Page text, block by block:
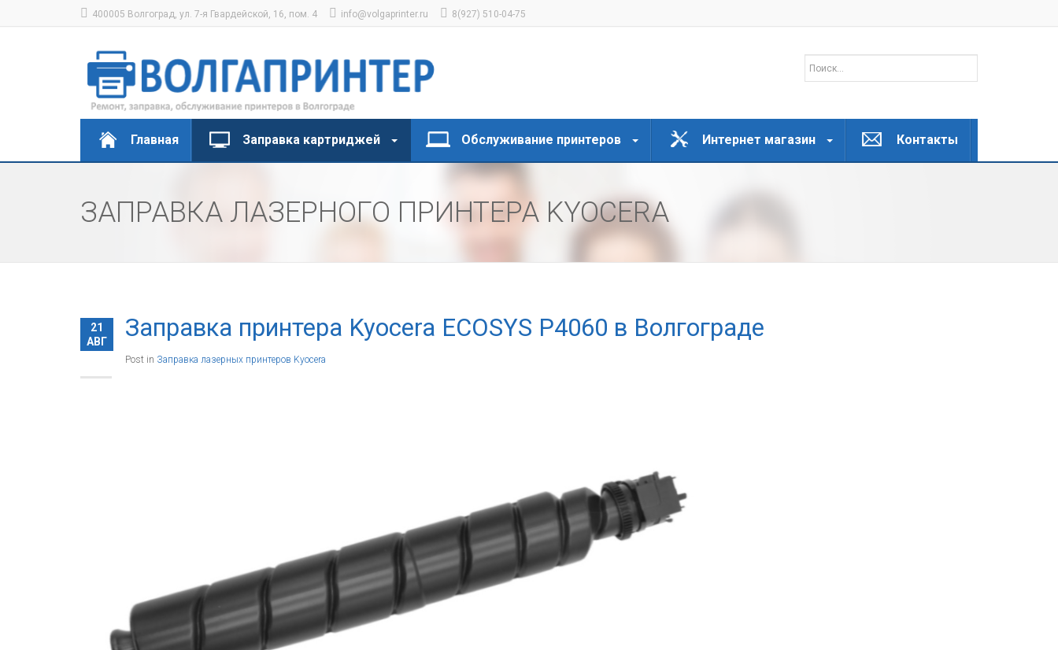
400005 Волгоград, ул. 7-я Гвардейской, 16, пом. 4 info@volgaprinter.ru 8(927) 510-04-75
Главная Заправка картриджей Обслуживание принтеров Интернет магазин Контакты
ЗАПРАВКА ЛАЗЕРНОГО ПРИНТЕРА KYOCERA
21
АВГ
Заправка принтера Kyocera ECOSYS P4060 в Волгограде
Post in Заправка лазерных принтеров Kyocera